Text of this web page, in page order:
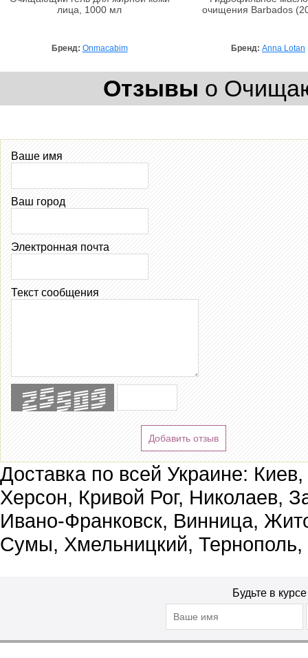
лица, 1000 мл
Бренд: Onmacabim
очищения Barbados
Бренд: Anna Lotan
Отзывы о
Ваше имя
Ваш город
Электронная почта
Текст сообщения
Добавить отзыв
Доставка по всей Украине:
Херсон, Кривой Рог, Николаев,
Ивано-Франковск, Винница,
Сумы, Хмельницкий, Тернополь,
Будьте в